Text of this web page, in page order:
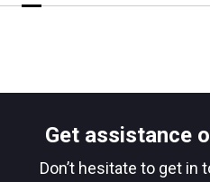
Get assistance
Don’t hesitate to get